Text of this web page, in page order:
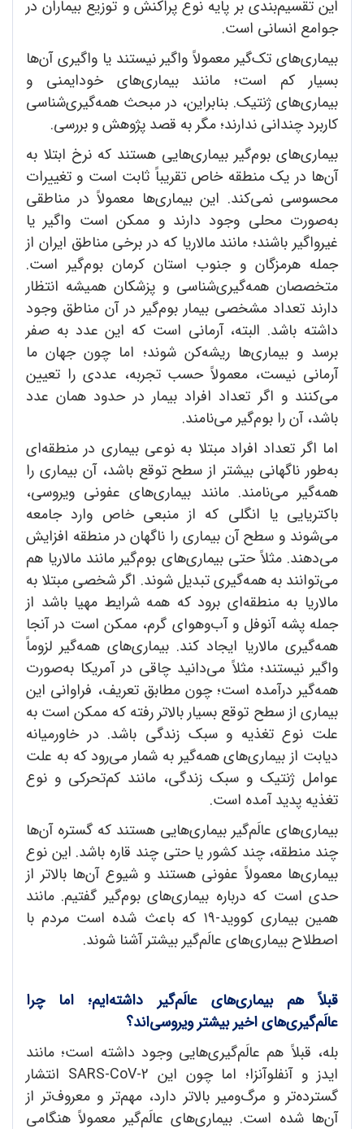
این تقسیم‌بندی بر پایه نوع پراکنش و توزیع بیماران در
جوامع انسانی است.
بیماری‌های تک‌گیر معمولاً واگیر نیستند یا واگیری آن‌ها
بسیار کم است؛ مانند بیماری‌های خودایمنی و
بیماری‌های ژنتیک. بنابراین، در مبحث همه‌گیری‌شناسی
کاربرد چندانی ندارند؛ مگر به قصد پژوهش و بررسی.
بیماری‌های بوم‌گیر بیماری‌هایی هستند که نرخ ابتلا به
آن‌ها در یک منطقه خاص تقریباً ثابت است و تغییرات
محسوسی نمی‌کند. این بیماری‌ها معمولاً در مناطقی
به‌صورت محلی وجود دارند و ممکن است واگیر یا
غیرواگیر باشند؛ مانند مالاریا که در برخی مناطق ایران از
جمله هرمزگان و جنوب استان کرمان بوم‌گیر است.
متخصصان همه‌گیری‌شناسی و پزشکان همیشه انتظار
دارند تعداد مشخصی بیمار بوم‌گیر در آن مناطق وجود
داشته باشد. البته، آرمانی است که این عدد به صفر
برسد و بیماری‌ها ریشه‌کن شوند؛ اما چون جهان ما
آرمانی نیست، معمولاً حسب تجربه، عددی را تعیین
می‌کنند و اگر تعداد افراد بیمار در حدود همان عدد
باشد، آن را بوم‌گیر می‌نامند.
اما اگر تعداد افراد مبتلا به نوعی بیماری در منطقه‌ای
به‌طور ناگهانی بیشتر از سطح توقع باشد، آن بیماری را
همه‌گیر می‌نامند. مانند بیماری‌های عفونی ویروسی،
باکتریایی یا انگلی که از منبعی خاص وارد جامعه
می‌شوند و سطح آن بیماری را ناگهان در منطقه افزایش
می‌دهند. مثلاً حتی بیماری‌های بوم‌گیر مانند مالاریا هم
می‌توانند به همه‌گیری تبدیل شوند. اگر شخصی مبتلا به
مالاریا به منطقه‌ای برود که همه شرایط مهیا باشد از
جمله پشه آنوفل و آب‌وهوای گرم، ممکن است در آنجا
همه‌گیری مالاریا ایجاد کند. بیماری‌های همه‌گیر لزوماً
واگیر نیستند؛ مثلاً می‌دانید چاقی در آمریکا به‌صورت
همه‌گیر درآمده است؛ چون مطابق تعریف، فراوانی این
بیماری از سطح توقع بسیار بالاتر رفته که ممکن است به
علت نوع تغذیه و سبک زندگی باشد. در خاورمیانه
دیابت از بیماری‌های همه‌گیر به شمار می‌رود که به علت
عوامل ژنتیک و سبک زندگی، مانند کم‌تحرکی و نوع
تغذیه پدید آمده است.
بیماری‌های عالَم‌گیر بیماری‌هایی هستند که گستره آن‌ها
چند منطقه، چند کشور یا حتی چند قاره باشد. این نوع
بیماری‌ها معمولاً عفونی هستند و شیوع آن‌ها بالاتر از
حدی است که درباره بیماری‌های بوم‌گیر گفتیم. مانند
همین بیماری کووید-۱۹ که باعث شده است مردم با
اصطلاح بیماری‌های عالَم‌گیر بیشتر آشنا شوند.
قبلاً هم بیماریهای عالَمگیر داشتهایم؛ اما چرا
عالَمگیریهای اخیر بیشتر ویروسیاند؟
بله، قبلاً هم عالَم‌گیری‌هایی وجود داشته است؛ مانند
ایدز و آنفلوآنزا؛ اما چون این SARS-CoV-2 انتشار
گسترده‌تر و مرگ‌ومیر بالاتر دارد، مهم‌تر و معروف‌تر از
آن‌ها شده است. بیماری‌های عالَم‌گیر معمولاً هنگامی